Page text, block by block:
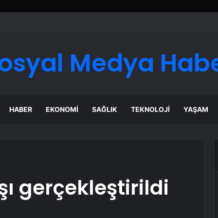
Medya
HABER EKONOMI SAĞLIK TEKNOLOJI YAŞAM
gerçekleştirildi